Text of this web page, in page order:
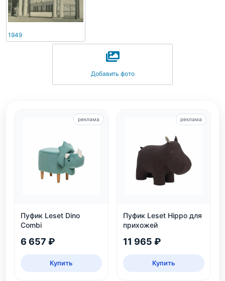
1949
Добавить фото
Пуфик Leset Dino
Combi
6 657 ₽
Купить
реклама
Пуфик Leset Hippo для
прихожей
11 965 ₽
Купить
реклама